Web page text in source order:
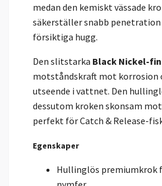
medan den kemiskt vässade
säkerställer snabb penetration
försiktiga hugg.
Den slitstarka Black Nickel-
motståndskraft mot korrosion
utseende i vattnet. Den
dessutom kroken skonsam
perfekt för Catch & Release-
Egenskaper
Hullinglös premiumkrok